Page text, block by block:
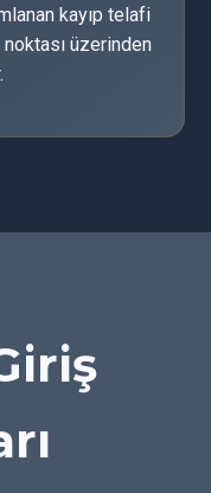
kayıp telafi
üzerinden